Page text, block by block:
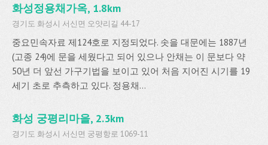
화성정용채가옥, 1.8km
경기도 화성시 서신면 오얏리길 44-17
중요민속자료 제124호로 지정되었다. 솟을 대문에는 1887년
(고종 24)에 문을 세웠다고 되어 있으나 안채는 이 문보다 약
50년 더 앞선 가구기법을 보이고 있어 처음 지어진 시기를 19
세기 초로 추측하고 있다. 정용채...
화성 궁평리마을, 2.3km
경기도 화성시 서신면 궁평항로 1069-11